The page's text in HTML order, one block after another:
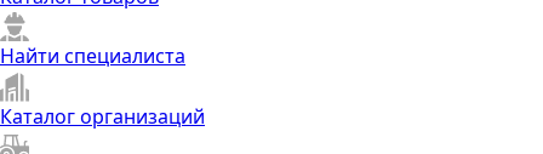
Найти специалиста
Каталог организаций